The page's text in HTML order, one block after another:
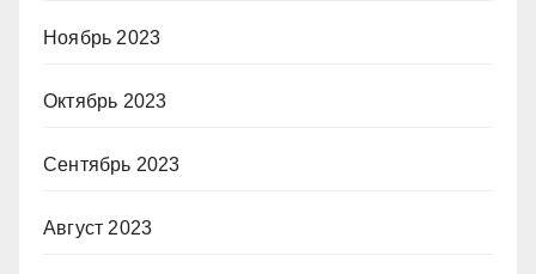
Ноябрь 2023
Октябрь 2023
Сентябрь 2023
Август 2023